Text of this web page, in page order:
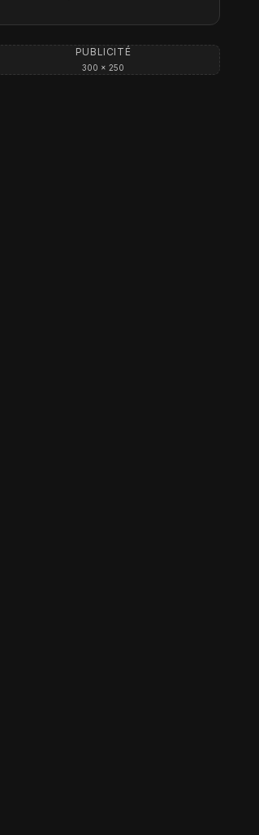
est-il une réalité ?
PUBLICITÉ
300 × 250